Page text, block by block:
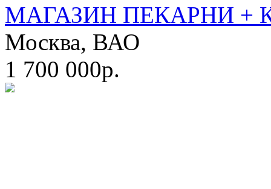
МАГАЗИН ПЕКАРНИ +
Москва, ВАО
1 700 000р.